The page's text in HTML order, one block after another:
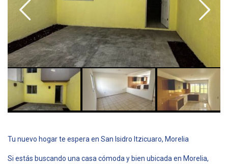
Tu nuevo hogar te espera en San Isidro Itzicuaro, Morelia
Si estás buscando una casa cómoda y bien ubicada en Morelia,